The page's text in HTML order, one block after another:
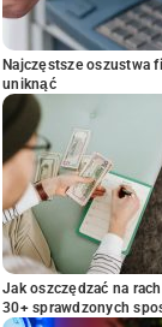
Najczęstsze oszustwa
uniknąć
Jak oszczędzać na
30+ sprawdzonych